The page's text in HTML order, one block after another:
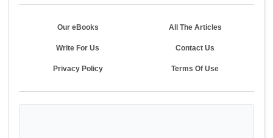
Our eBooks All The Articles
Write For Us Contact Us
Privacy Policy Terms Of Use